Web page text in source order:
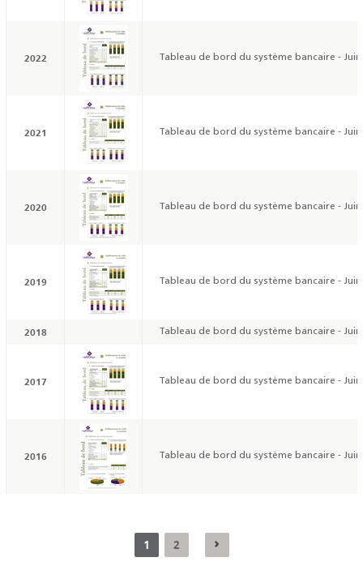
2022 Tableau de bord du système bancaire - Juin
2021 Tableau de bord du système bancaire - Juin
2020 Tableau de bord du système bancaire - Juin
2019 Tableau de bord du système bancaire - Juin
2018 Tableau de bord du système bancaire - Juin
2017 Tableau de bord du système bancaire - Juin
2016 Tableau de bord du système bancaire - Juin
1 2